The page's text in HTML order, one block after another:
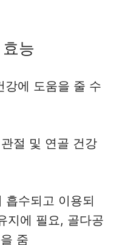
능
강에 도움을 줄 수
절 및 연골 건강
흡수되고 이용되
지에 필요, 골다공
줌